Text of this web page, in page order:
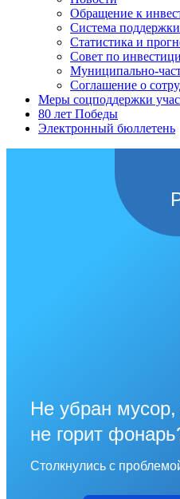
Обращение к
Система поддержки
Статистика и
Совет по
Муниципально-
Соглашение о
Меры соцподдержки
80 лет Победы
Электронный бюллетень
Не убран
не горит
Столкнулись с